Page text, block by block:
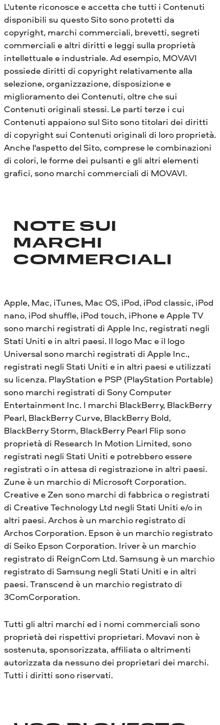
L'utente riconosce e accetta che tutti i Contenuti
disponibili su questo Sito sono protetti da
copyright, marchi commerciali, brevetti, segreti
commerciali e altri diritti e leggi sulla proprietà
intellettuale e industriale. Ad esempio, MOVAVI
possiede diritti di copyright relativamente alla
selezione, organizzazione, disposizione e
miglioramento dei Contenuti, oltre che sui
Contenuti originali stessi. Le parti terze i cui
Contenuti appaiono sul Sito sono titolari dei diritti
di copyright sui Contenuti originali di loro proprietà.
Anche l'aspetto del Sito, comprese le combinazioni
di colori, le forme dei pulsanti e gli altri elementi
grafici, sono marchi commerciali di MOVAVI.
NOTE SUI
MARCHI
COMMERCIALI
Apple, Mac, iTunes, Mac OS, iPod, iPod classic, iPod
nano, iPod shuffle, iPod touch, iPhone e Apple TV
sono marchi registrati di Apple Inc, registrati negli
Stati Uniti e in altri paesi. Il logo Mac e il logo
Universal sono marchi registrati di Apple Inc.,
registrati negli Stati Uniti e in altri paesi e utilizzati
su licenza. PlayStation e PSP (PlayStation Portable)
sono marchi registrati di Sony Computer
Entertainment Inc. I marchi BlackBerry, BlackBerry
Pearl, BlackBerry Curve, BlackBerry Bold,
BlackBerry Storm, BlackBerry Pearl Flip sono
proprietà di Research In Motion Limited, sono
registrati negli Stati Uniti e potrebbero essere
registrati o in attesa di registrazione in altri paesi.
Zune è un marchio di Microsoft Corporation.
Creative e Zen sono marchi di fabbrica o registrati
di Creative Technology Ltd negli Stati Uniti e/o in
altri paesi. Archos è un marchio registrato di
Archos Corporation. Epson è un marchio registrato
di Seiko Epson Corporation. Iriver è un marchio
registrato di ReignCom Ltd. Samsung è un marchio
registrato di Samsung negli Stati Uniti e in altri
paesi. Transcend è un marchio registrato di
3ComCorporation.
Tutti gli altri marchi ed i nomi commerciali sono
proprietà dei rispettivi proprietari. Movavi non è
sostenuta, sponsorizzata, affiliata o altrimenti
autorizzata da nessuno dei proprietari dei marchi.
Tutti i diritti sono riservati.